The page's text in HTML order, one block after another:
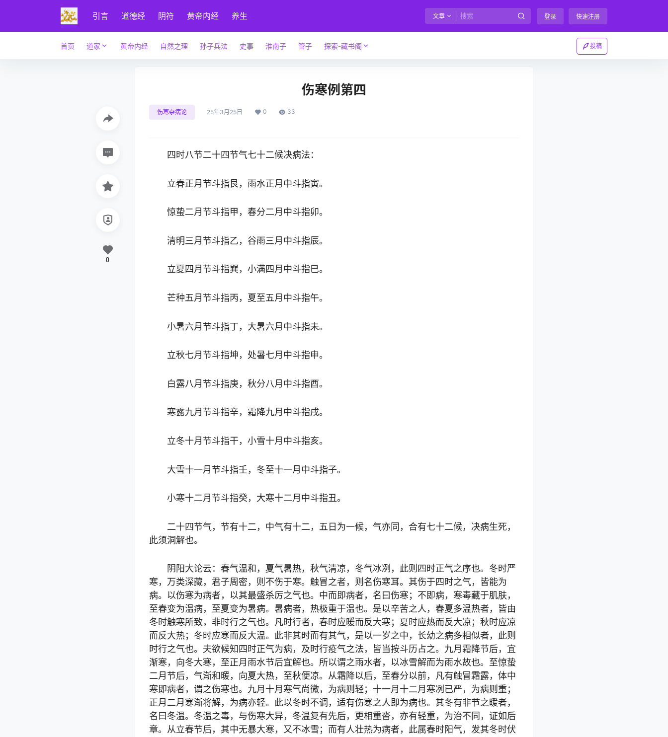
引言 道德经 阴符 黄帝内经 养生 文章 登录 快速注册
首页 道家 黄帝内经 自然之理 孙子兵法 史事 淮南子 管子 探索-藏书阁 投稿
伤寒例第四
伤寒杂病论 25年3月25日 0 33
四时八节二十四节气七十二候决病法：
立春正月节斗指艮，雨水正月中斗指寅。
惊蛰二月节斗指甲，春分二月中斗指卯。
清明三月节斗指乙，谷雨三月中斗指辰。
立夏四月节斗指巽，小满四月中斗指巳。
芒种五月节斗指丙，夏至五月中斗指午。
小暑六月节斗指丁，大暑六月中斗指未。
立秋七月节斗指坤，处暑七月中斗指申。
白露八月节斗指庚，秋分八月中斗指酉。
寒露九月节斗指辛，霜降九月中斗指戌。
立冬十月节斗指干，小雪十月中斗指亥。
大雪十一月节斗指壬，冬至十一月中斗指子。
小寒十二月节斗指癸，大寒十二月中斗指丑。
二十四节气，节有十二，中气有十二，五日为一候，气亦同，合有七十二候，决病生死，
此须洞解也。
阴阳大论云：春气温和，夏气暑热，秋气清凉，冬气冰冽，此则四时正气之序也。冬时严
寒，万类深藏，君子周密，则不伤于寒。触冒之者，则名伤寒耳。其伤于四时之气，皆能为
病。以伤寒为病者，以其最盛杀厉之气也。中而即病者，名曰伤寒；不即病，寒毒藏于肌肤，
至春变为温病，至夏变为暑病。暑病者，热极重于温也。是以辛苦之人，春夏多温热者，皆由
冬时触寒所致，非时行之气也。凡时行者，春时应暖而反大寒；夏时应热而反大凉；秋时应凉
而反大热；冬时应寒而反大温。此非其时而有其气，是以一岁之中，长幼之病多相似者，此则
时行之气也。夫欲候知四时正气为病，及时行疫气之法，皆当按斗历占之。九月霜降节后，宜
渐寒，向冬大寒，至正月雨水节后宜解也。所以谓之雨水者，以冰雪解而为雨水故也。至惊蛰
二月节后，气渐和暖，向夏大热，至秋便凉。从霜降以后，至春分以前，凡有触冒霜露，体中
寒即病者，谓之伤寒也。九月十月寒气尚微，为病则轻；十一月十二月寒冽已严，为病则重；
正月二月寒渐将解，为病亦轻。此以冬时不调，适有伤寒之人即为病也。其冬有非节之暖者，
名曰冬温。冬温之毒，与伤寒大异，冬温复有先后，更相重沓，亦有轻重，为治不同，证如后
章。从立春节后，其中无暴大寒，又不冰雪；而有人壮热为病者，此属春时阳气，发其冬时伏
0